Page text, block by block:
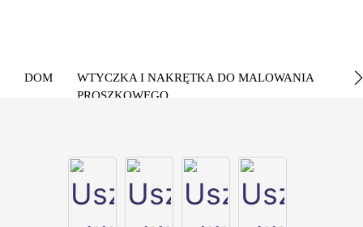
DOM
WTYCZKA I NAKRĘTKA DO MALOWANIA
PROSZKOWEGO